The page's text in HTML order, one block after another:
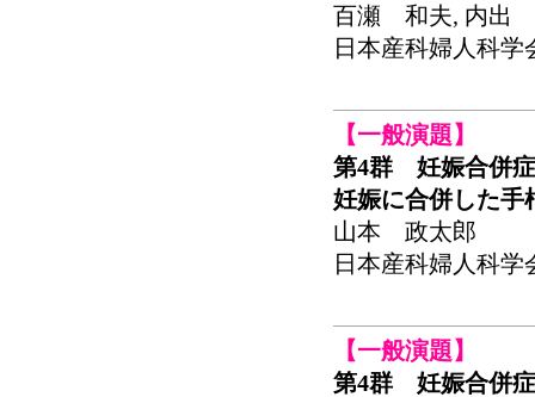
百瀬 和夫, 内出
日本産科婦人科学
【一般演題】
第4群 妊娠合併症
妊娠に合併した手
山本 政太郎
日本産科婦人科学
【一般演題】
第4群 妊娠合併症